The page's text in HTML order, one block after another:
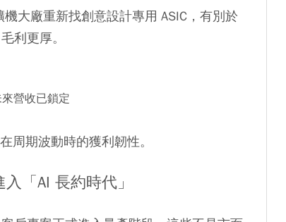
大廠重新找創意設計專用 ASIC，有別於
利更厚。
營收已鎖定
周期波動時的獲利韌性。
「AI 長約時代」